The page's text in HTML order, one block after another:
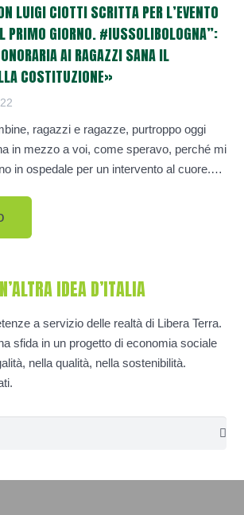
LUIGI CIOTTI SCRITTA PER L’EVENTO
PRIMO GIORNO. #IUSSOLIBOLOGNA”:
AI RAGAZZI SANA IL
COSTITUZIONE»
ragazzi e ragazze, purtroppo oggi
in mezzo a voi, come speravo, perché mi
in ospedale per un intervento al cuore.…
IDEA D’ITALIA
a servizio delle realtà di Libera Terra.
sfida in un progetto di economia sociale
nella qualità, nella sostenibilità.